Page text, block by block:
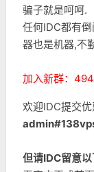
骗子就是呵呵.
任何IDC都有
器也是机器,不
加入新群：
欢迎IDC提交
但请IDC留意以